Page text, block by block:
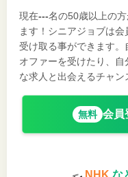
現在---名の50歳以上の
ます！シニアジョブは
受け取る事ができます
オファーを受けたり、
な求人と出会えるチャン
無料 会員
NHK な